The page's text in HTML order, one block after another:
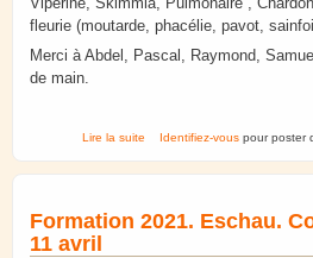
fleurie (moutarde, phacélie, pavot,
Merci à Abdel, Pascal, Raymond,
de main.
Lire la suite de Fort Ducrot. Printemps
Identifiez-vous pour poster
Formation 2021. Eschau.
11 avril